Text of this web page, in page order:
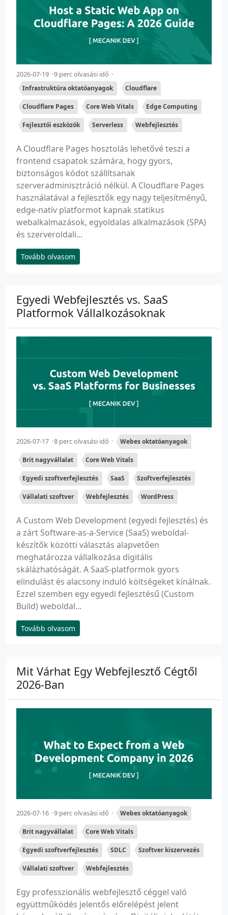
2026-07-19 9 perc olvasási idő
Infrastruktúra oktatóanyagok Cloudflare
Cloudflare Pages Core Web Vitals Edge Computing
Fejlesztői eszközök Serverless Webfejlesztés
A Cloudflare Pages hosztolás lehetővé teszi a
frontend csapatok számára, hogy gyors,
biztonságos kódot szállítsanak
szerveradminisztráció nélkül. A Cloudflare Pages
használatával a fejlesztők egy nagy teljesítményű,
edge-natív platformot kapnak statikus
webalkalmazások, egyoldalas alkalmazások (SPA)
és szerveroldali...
Tovább olvasom
Egyedi Webfejlesztés vs. SaaS
Platformok Vállalkozásoknak
2026-07-17 8 perc olvasási idő Webes oktatóanyagok
Brit nagyvállalat Core Web Vitals
Egyedi szoftverfejlesztés SaaS Szoftverfejlesztés
Vállalati szoftver Webfejlesztés WordPress
A Custom Web Development (egyedi fejlesztés) és
a zárt Software-as-a-Service (SaaS) weboldal-
készítők közötti választás alapvetően
meghatározza vállalkozása digitális
skálázhatóságát. A SaaS-platformok gyors
elindulást és alacsony induló költségeket kínálnak.
Ezzel szemben egy egyedi fejlesztésű (Custom
Build) weboldal...
Tovább olvasom
Mit Várhat Egy Webfejlesztő Cégtől
2026-Ban
2026-07-16 9 perc olvasási idő Webes oktatóanyagok
Brit nagyvállalat Core Web Vitals
Egyedi szoftverfejlesztés SDLC Szoftver kiszervezés
Vállalati szoftver Webfejlesztés
Egy professzionális webfejlesztő céggel való
együttműködés jelentős előrelépést jelent